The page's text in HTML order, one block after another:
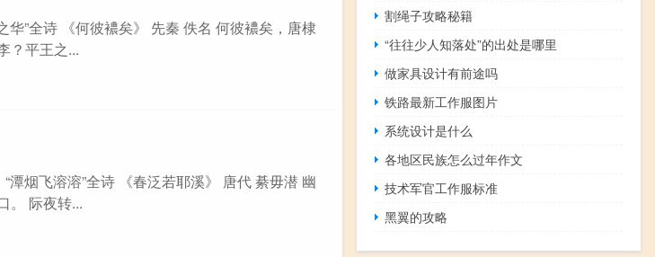
华”全诗 《何彼襛矣》 先秦 佚名 何彼襛矣，唐棣
？平王之...
潭烟飞溶溶”全诗 《春泛若耶溪》 唐代 綦毋潜 幽
。 际夜转...
割绳子攻略秘籍
“往往少人知落处”的出处是哪里
做家具设计有前途吗
铁路最新工作服图片
系统设计是什么
各地区民族怎么过年作文
技术军官工作服标准
黑翼的攻略